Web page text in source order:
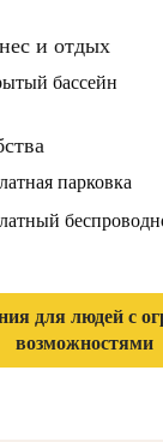
и отдых
бассейн
парковка
для людей с
возможностями